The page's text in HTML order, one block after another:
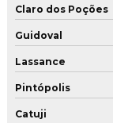
Claro dos Poções
Guidoval
Lassance
Pintópolis
Catuji